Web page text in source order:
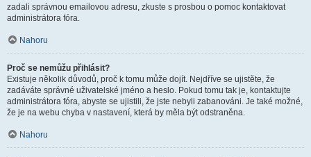
zadali správnou emailovou adresu, zkuste s prosbou o pomoc kontaktovat
administrátora fóra.
Nahoru
Proč se nemůžu přihlásit?
Existuje několik důvodů, proč k tomu může dojít. Nejdříve se ujistěte, že
zadáváte správné uživatelské jméno a heslo. Pokud tomu tak je, kontaktujte
administrátora fóra, abyste se ujistili, že jste nebyli zabanováni. Je také možné,
že je na webu chyba v nastavení, která by měla být odstraněna.
Nahoru